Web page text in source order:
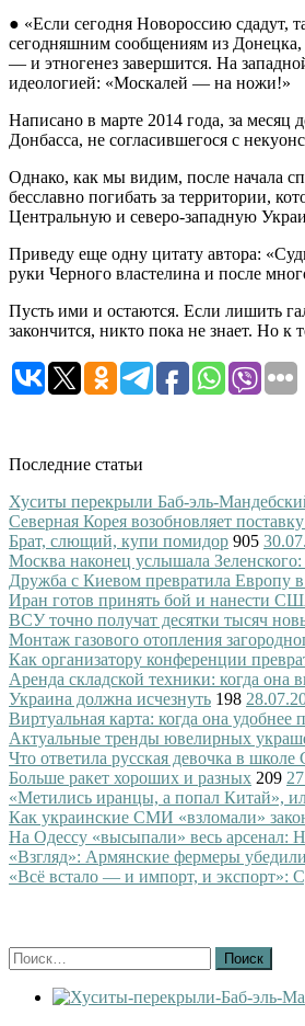
● «Если сегодня Новороссию сдадут,
сегодняшним сообщениям из
— и этногенез завершится. На
идеологией: «Москалей — на ножи!»
Написано в марте 2014 года, за
Донбасса, не согласившегося с
Однако, как мы видим, после начала
бесславно погибать за территории,
Центральную и северо-западную
Приведу еще одну цитату автора:
руки Черного властелина и после
Пусть ими и остаются. Если лишить
закончится, никто пока не знает. Но
Последние статьи
Хуситы перекрыли Баб-эль-
Северная Корея возобновляет
Брат, слющий, купи помидор 905
Москва наконец услышала Зеленского:
Дружба с Киевом превратила Европу
Иран готов принять бой и нанести
ВСУ точно получат десятки тысяч
Монтаж газового отопления
Как организатору конференции
Аренда складской техники: когда она
Украина должна исчезнуть 198
Виртуальная карта: когда она удобнее
Актуальные тренды ювелирных
Что ответила русская девочка в
Больше ракет хороших и разных 209
«Метились иранцы, а попал Китай»,
Как украинские СМИ «взломали»
На Одессу «высыпали» весь арсенал:
«Взгляд»: Армянские фермеры
«Всё встало — и импорт, и экспорт»:
Найти: